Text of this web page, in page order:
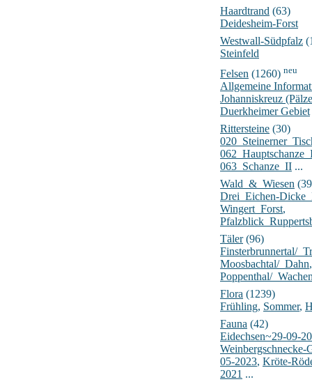
Haardtrand (63)
Deidesheim-Forst
Westwall-Südpfalz
Steinfeld
Felsen (1260) neu
Allgemeine
Johanniskreuz
Duerkheimer Gebiet
Rittersteine (30)
063_Schanze_II ...
Wald_&_Wiesen
Drei_Eichen-
Wingert_Forst,
Täler(96)
Finsterbrunnertal/
Moosbachtal/_Dahn,
Poppenthal/
Flora (1239)
Frühling, Sommer,
Fauna (42)
Eidechsen~29-09-
Weinbergschnecke-
05-2023, Kröte-
2021 ...